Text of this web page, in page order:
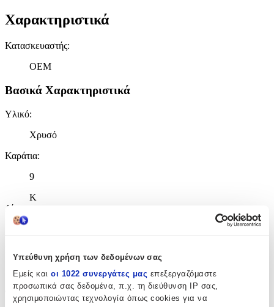
Υπεύθυνη χρήση των δεδομένων σας
Εμείς και οι 1022 συνεργάτες μας επεξεργαζόμαστε
προσωπικά σας δεδομένα, π.χ. τη διεύθυνση IP σας,
χρησιμοποιώντας τεχνολογία όπως cookies για να
Χαρακτηριστικά
Κατασκευαστής:
OEM
Βασικά Χαρακτηριστικά
Υλικό:
Χρυσό
Καράτια:
9
Κ
Δίχρωμη
Όχι
Φύλο: